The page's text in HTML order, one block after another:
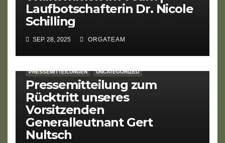
Laufbotschafterin Dr. Nicole
Schilling
SEP. 28, 2025 ORGATEAM
PRESSEMITTEILUNGEN UNCATEGORIZED
Pressemitteilung zum
Rücktritt unseres
Vorsitzenden
Generalleutnant Gert
Nultsch